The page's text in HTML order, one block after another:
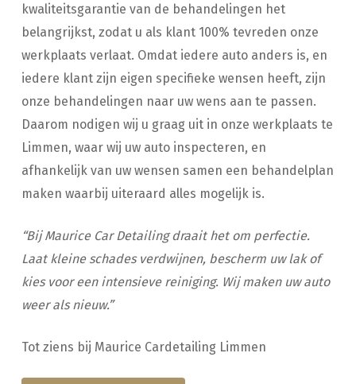
kwaliteitsgarantie van de behandelingen het
belangrijkst, zodat u als klant 100% tevreden onze
werkplaats verlaat. Omdat iedere auto anders is, en
iedere klant zijn eigen specifieke wensen heeft, zijn
onze behandelingen naar uw wens aan te passen.
Daarom nodigen wij u graag uit in onze werkplaats te
Limmen, waar wij uw auto inspecteren, en
afhankelijk van uw wensen samen een behandelplan
maken waarbij uiteraard alles mogelijk is.
“Bij Maurice Car Detailing draait het om perfectie.
Laat kleine schades verdwijnen, bescherm uw lak of
kies voor een intensieve reiniging. Wij maken uw auto
weer als nieuw.”
Tot ziens bij Maurice Cardetailing Limmen